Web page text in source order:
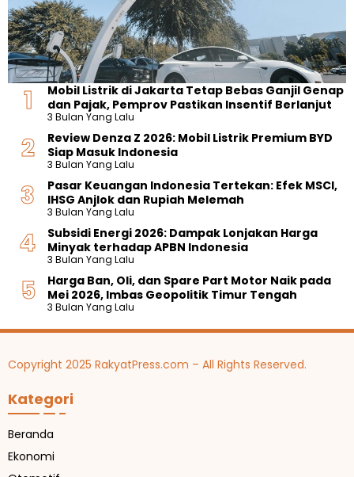
Mobil Listrik di Jakarta Tetap Bebas Ganjil Genap
dan Pajak, Pemprov Pastikan Insentif Berlanjut
3 Bulan Yang Lalu
Review Denza Z 2026: Mobil Listrik Premium BYD
Siap Masuk Indonesia
3 Bulan Yang Lalu
Pasar Keuangan Indonesia Tertekan: Efek MSCI,
IHSG Anjlok dan Rupiah Melemah
3 Bulan Yang Lalu
Subsidi Energi 2026: Dampak Lonjakan Harga
Minyak terhadap APBN Indonesia
3 Bulan Yang Lalu
Harga Ban, Oli, dan Spare Part Motor Naik pada
Mei 2026, Imbas Geopolitik Timur Tengah
3 Bulan Yang Lalu
Copyright 2025 RakyatPress.com – All Rights Reserved.
Kategori
Beranda
Ekonomi